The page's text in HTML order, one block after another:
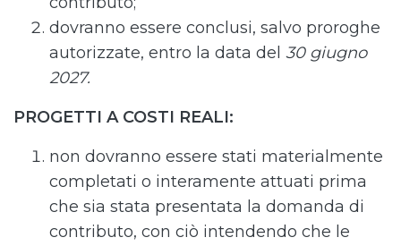
dovranno essere conclusi, salvo proroghe
autorizzate, entro la data del 30 giugno
2027.
PROGETTI A COSTI REALI:
non dovranno essere stati materialmente
completati o interamente attuati prima
che sia stata presentata la domanda di
contributo, con ciò intendendo che le